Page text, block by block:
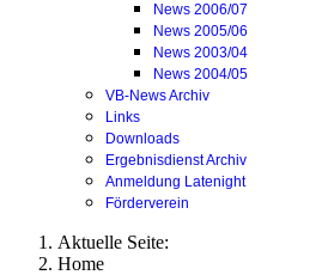
News 2006/07
News 2005/06
News 2003/04
News 2004/05
VB-News Archiv
Links
Downloads
Ergebnisdienst Archiv
Anmeldung Latenight
Förderverein
Aktuelle Seite:
Home